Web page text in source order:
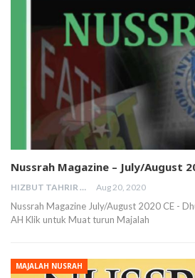
Nussrah Magazine – July/August
HIZBUT TAHRIR MALAYSIA Aug 20, 2020
Nussrah Magazine July/August 2020 CE -
AH Klik untuk Muat turun Majalah
MAJALAH NUSRAH